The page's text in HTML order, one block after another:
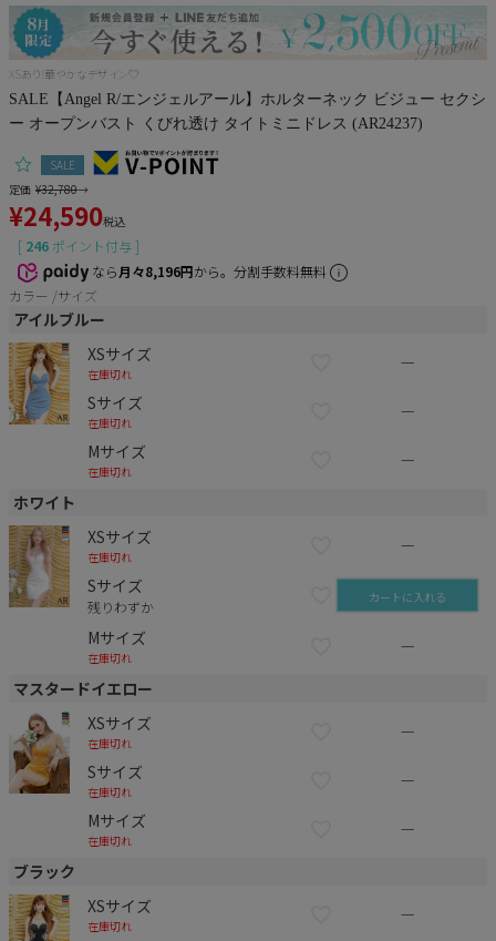
XSあり!華やかなデザイン♡
SALE【Angel R/エンジェルアール】ホルターネック ビジュー セクシ
ー オープンバスト くびれ透け タイトミニドレス (AR24237)
SALE
定価 ¥32,780→
¥24,590税込
[ 246 ポイント付与 ]
なら月々8,196円から。分割手数料無料
カラー
サイズ
アイルブルー
XSサイズ
在庫切れ
—
Sサイズ
在庫切れ
—
Mサイズ
在庫切れ
—
ホワイト
XSサイズ
在庫切れ
—
Sサイズ
残りわずか カートに入れる
Mサイズ
在庫切れ
—
マスタードイエロー
XSサイズ
在庫切れ
—
Sサイズ
在庫切れ
—
Mサイズ
在庫切れ
—
ブラック
XSサイズ
在庫切れ
—